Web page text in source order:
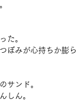
た。
ぼみが心持ちか膨ら
サンド。
しん。